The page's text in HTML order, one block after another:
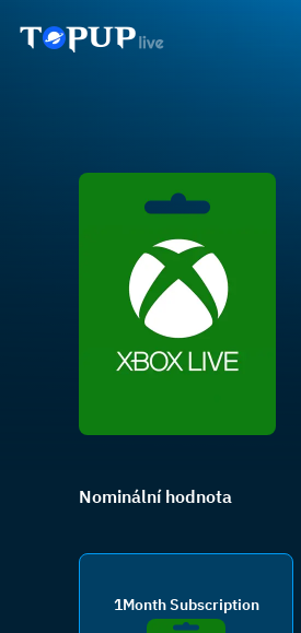
Nominální hodnota
1Month Subscription